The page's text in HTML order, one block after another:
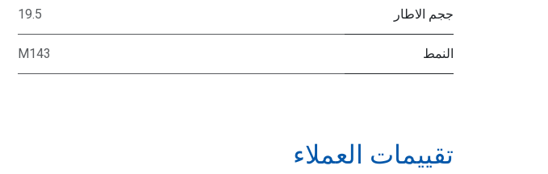
ججم الاطار 19.5
النمط M143
تقييمات العملاء